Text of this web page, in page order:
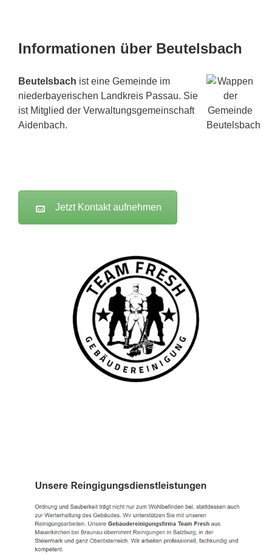
Informationen über Beutelsbach
Beutelsbach ist eine Gemeinde im
niederbayerischen Landkreis Passau. Sie
ist Mitglied der Verwaltungsgemeinschaft
Aidenbach.
Jetzt Kontakt aufnehmen